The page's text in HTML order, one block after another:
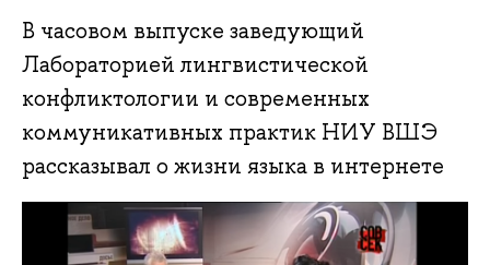
В часовом выпуске заведующий
Лабораторией лингвистической
конфликтологии и современных
коммуникативных практик НИУ ВШЭ
рассказывал о жизни языка в интернете